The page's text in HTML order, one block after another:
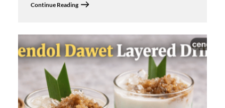
Continue Reading